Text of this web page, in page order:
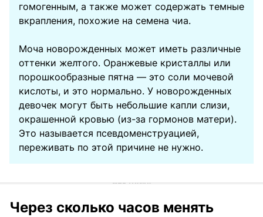
гомогенным, а также может содержать темные
вкрапления, похожие на семена чиа.
Моча новорожденных может иметь различные
оттенки желтого. Оранжевые кристаллы или
порошкообразные пятна — это соли мочевой
кислоты, и это нормально. У новорожденных
девочек могут быть небольшие капли слизи,
окрашенной кровью (из-за гормонов матери).
Это называется псевдоменструацией,
переживать по этой причине не нужно.
Через сколько часов менять